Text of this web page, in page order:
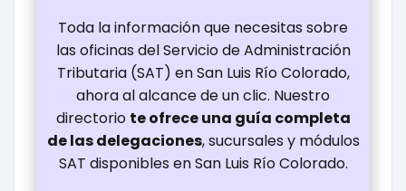
Toda la información que necesitas sobre
las oficinas del Servicio de Administración
Tributaria (SAT) en San Luis Río Colorado,
ahora al alcance de un clic. Nuestro
directorio te ofrece una guía completa
de las delegaciones, sucursales y módulos
SAT disponibles en San Luis Río Colorado.